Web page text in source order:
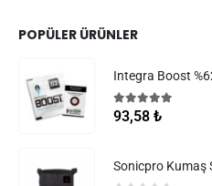
POPÜLER ÜRÜNLER
Integra Boost
5.005
93,58 ₺
Sonicpro Kumaş